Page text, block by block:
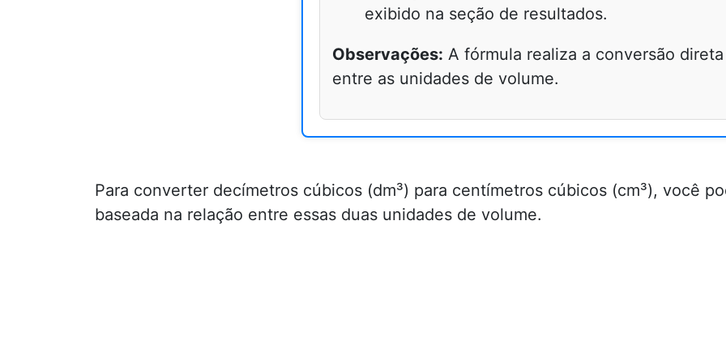
exibido na seção de resultados.
Observações: A fórmula realiza a conversão direta
entre as unidades de volume.
Para converter decímetros cúbicos (dm³) para centímetros cúbicos (cm³), você
baseada na relação entre essas duas unidades de volume.